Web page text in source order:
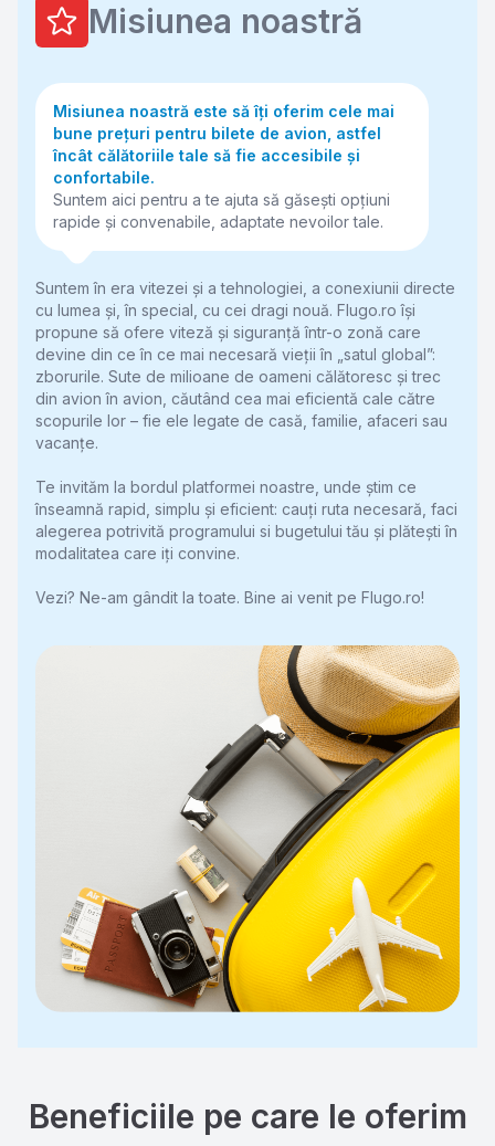
Misiunea noastră
Misiunea noastră este să îți oferim cele mai
bune prețuri pentru bilete de avion, astfel
încât călătoriile tale să fie accesibile și
confortabile.
Suntem aici pentru a te ajuta să găsești opțiuni
rapide și convenabile, adaptate nevoilor tale.
Suntem în era vitezei și a tehnologiei, a conexiunii directe
cu lumea și, în special, cu cei dragi nouă. Flugo.ro își
propune să ofere viteză și siguranță într-o zonă care
devine din ce în ce mai necesară vieții în „satul global”:
zborurile. Sute de milioane de oameni călătoresc și trec
din avion în avion, căutând cea mai eficientă cale către
scopurile lor – fie ele legate de casă, familie, afaceri sau
vacanțe.
Te invităm la bordul platformei noastre, unde știm ce
înseamnă rapid, simplu și eficient: cauți ruta necesară, faci
alegerea potrivită programului si bugetului tău și plătești în
modalitatea care iți convine.
Vezi? Ne-am gândit la toate. Bine ai venit pe Flugo.ro!
Beneficiile pe care le oferim